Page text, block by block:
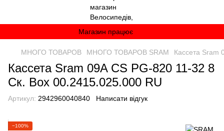
Магазин працює
МНОГО ТОВАРОВ МНОГО ТОВАРОВ SRAM Кассета Sram
Кассета Sram 09A CS PG-820 11-32 8
Ск. Box 00.2415.025.000 RU
Артикул: 2942960040840 Написати відгук
−100%